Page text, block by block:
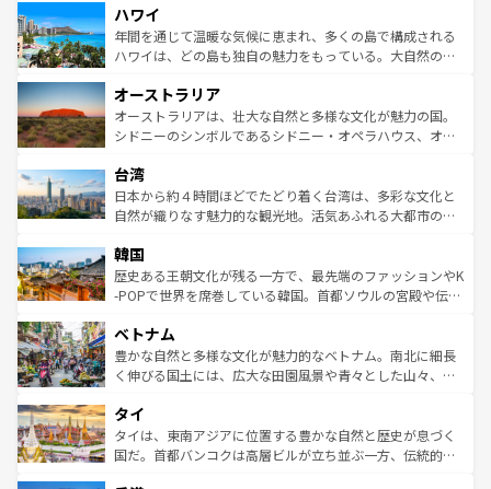
ば市内交通費無料で観光を楽しむこともできる。 なお、新
着のスイス情報はコンテンツ一覧 を参照してほしい。
のような巨大都市は、観光、ショッピング、エンターテイ
ンメントが詰まった刺激的なスポットだ。一方、アメリカ
西部には大自然が広がり、グランドキャニオンやイエロー
部のニューオーリンズでは、音楽と美食が融合した独特の
文化が魅力。旅行者はアメリカの各地域で異なる魅力を楽
しみながら、その多様性と豊かな歴史を感じることができ
ならではの贅沢な旅のスタイルだ。 なお、新着のアメリカ
情報はコンテンツ一覧を参照してほしい。
ハワイ
年間を通じて温暖な気候に恵まれ、多くの島で構成される
ハワイは、どの島も独自の魅力をもっている。大自然の神
ワイ島は見逃せない。また、定番の観光地といえばオアフ
島だが、静かな自然を求めるならマウイ島やカウアイ島が
おすすめ。エメラルドグリーンに輝く海をはじめ、豊かな
れるおもてなしの心で訪れる人々を迎えてくれるハワイの
人々、おいしいローカルフードやハワイアンミュージッ
ク、伝統的なフラダンスなど、すべてがハワイの魅力を彩
ワイを、存分に味わってほしい。 なお、新着のハワイ情報
はコンテンツ一覧を参照してほしい。
オーストラリア
オーストラリアは、壮大な自然と多様な文化が魅力の国。
シドニーのシンボルであるシドニー・オペラハウス、オー
リアリーフや大陸中央部にそびえるウルル（エアーズロッ
ク）、タスマニアの美しい原生林やケアンズの熱帯雨林な
ど、見どころがたくさん。また、カフェやワイン、オージ
いる。アクティビティも充実しており、サーフィンやダイ
ビング、ハイキングなど、アウトドア好きにはたまらな
い。オーストラリアの多彩な魅力を存分に味わいつくそ
参照してほしい。
台湾
日本から約４時間ほどでたどり着く台湾は、多彩な文化と
自然が織りなす魅力的な観光地。活気あふれる大都市の台
ン）、静ひつな山岳地帯である台湾東部など、都市の喧騒
と山間の静けさが共存しており、訪れる人に新しい発見と
驚きをもたらしてくれる。また、奥深い台湾の食文化も魅
容にもいいと評判のスイーツなど、バラエティ豊かな料理
が味わえる。 なお、新着の台湾情報は コンテンツ一覧を参
照してほしい。
韓国
歴史ある王朝文化が残る一方で、最先端のファッションやK
-POPで世界を席巻している韓国。首都ソウルの宮殿や伝統
き、地方に足を延ばせば四季折々の自然美を楽しむことが
できる。そして、キムチや焼肉、絶品のストリートフード
まで、さまざまな韓国料理が待っている。夜には、韓国な
リティに包まれながら、韓国の多彩な魅力を心ゆくまで味
わってみてほしい。 なお、新着の韓国情報はコンテンツ一
覧を参照してほしい。
ベトナム
豊かな自然と多様な文化が魅力的なベトナム。南北に細長
く伸びる国土には、広大な田園風景や青々とした山々、世
急速な発展と共に伝統が息づく。ハノイの古い町並みやホ
ーチミン市のフランス統治時代の建物も、独特の雰囲気を
醸し出している。また、バラエティの豊かさとおいしさで
タイ
タイは、東南アジアに位置する豊かな自然と歴史が息づく
国だ。首都バンコクは高層ビルが立ち並ぶ一方、伝統的な